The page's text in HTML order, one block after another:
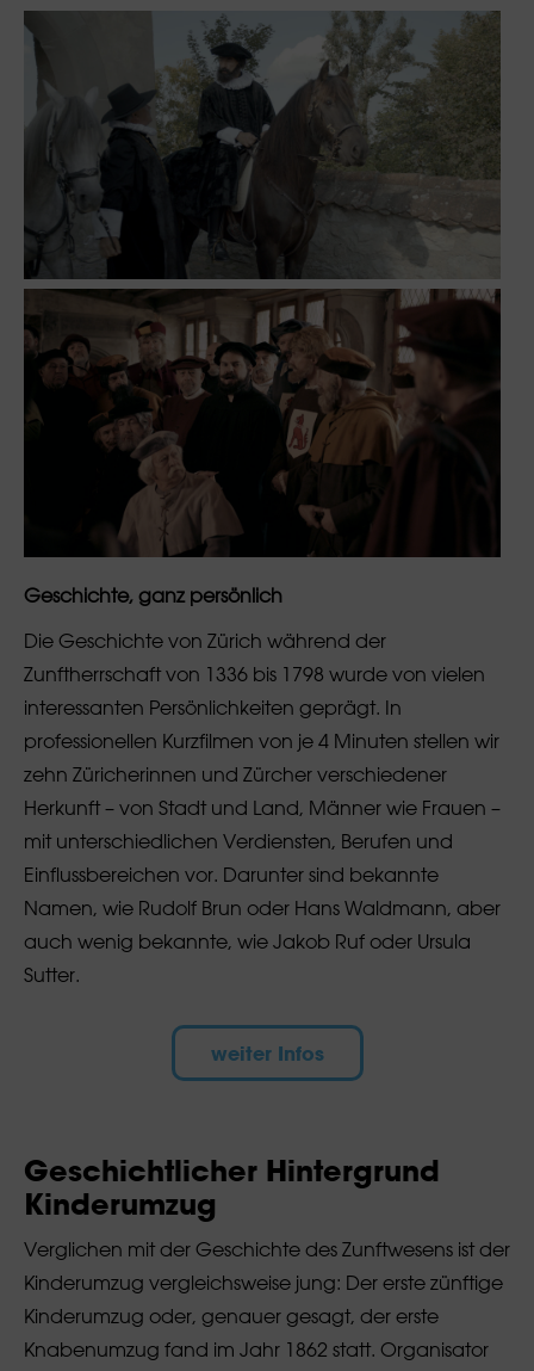
Geschichte, ganz persönlich
Die Geschichte von Zürich während der
Zunftherrschaft von 1336 bis 1798 wurde von vielen
interessanten Persönlichkeiten geprägt. In
professionellen Kurzfilmen von je 4 Minuten stellen wir
zehn Züricherinnen und Zürcher verschiedener
Herkunft – von Stadt und Land, Männer wie Frauen –
mit unterschiedlichen Verdiensten, Berufen und
Einflussbereichen vor. Darunter sind bekannte
Namen, wie Rudolf Brun oder Hans Waldmann, aber
auch wenig bekannte, wie Jakob Ruf oder Ursula
Sutter.
weiter Infos
Geschichtlicher Hintergrund
Kinderumzug
Verglichen mit der Geschichte des Zunftwesens ist der
Kinderumzug vergleichsweise jung: Der erste zünftige
Kinderumzug oder, genauer gesagt, der erste
Knabenumzug fand im Jahr 1862 statt. Organisator